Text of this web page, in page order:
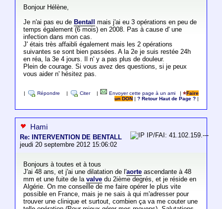
Bonjour Hélène,
Je n'ai pas eu de Bentall
mais j'ai eu 3 opérations en peu de
temps également (6 mois) en 2008. Pas à cause d' une
infection dans mon cas.
J' étais très affaibli également mais les 2 opérations
suivantes se sont bien passées. A la 2e je suis restée 24h
en réa, la 3e 4 jours. Il n' y a pas plus de douleur.
Plein de courage. Si vous avez des questions, si je peux
vous aider n' hésitez pas.
Répondre Citer Envoyer cette page à un ami |
Faire
un DON
|? Retour Haut de Page ?
Hami
Re: INTERVENTION DE BENTALL
jeudi 20 septembre 2012 15:06:02
IP/FAI: 41.102.159.---
Bonjours à toutes et à tous
J'ai 48 ans, et j'ai une dilatation de l'aorteascendante à 48
mm et une fuite de la valvedu 2ième degrés, et je réside en
Algérie. On me conseille de me faire opérer le plus vite
possible en France, mais je ne sais à qui m'adresser pour
trouver une clinique et surtout, combien ça va me couter une